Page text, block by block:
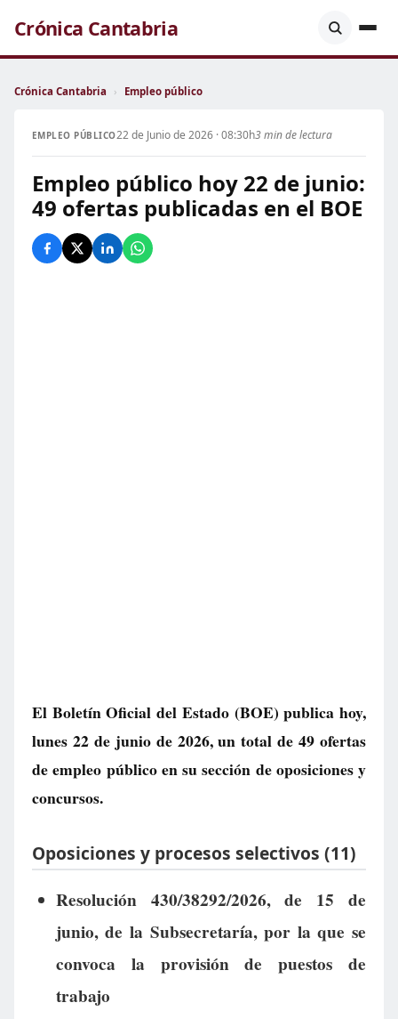
Crónica Cantabria
Crónica Cantabria › Empleo público
EMPLEO PÚBLICO22 de Junio de 2026 · 08:30h3 min de lectura
Empleo público hoy 22 de junio:
49 ofertas publicadas en el BOE
El Boletín Oficial del Estado (BOE) publica hoy,
lunes 22 de junio de 2026, un total de49 ofertas
de empleo públicoen su sección de oposiciones y
concursos.
Oposiciones y procesos selectivos (11)
Resolución 430/38292/2026, de 15 de
junio, de la Subsecretaría, por la que se
convoca la provisión de puestos de
trabajo